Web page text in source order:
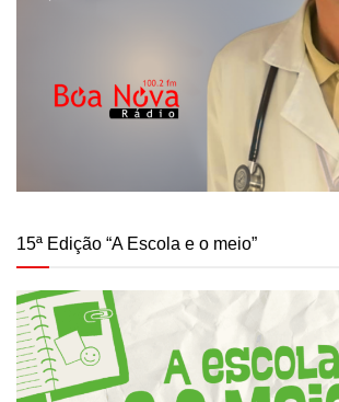
15ª Edição “A Escola e o meio”